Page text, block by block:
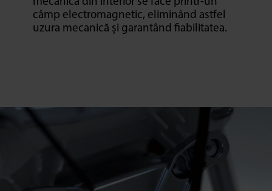
câmp electromagnetic, eliminând astfel
uzura mecanică și garantând fiabilitatea.